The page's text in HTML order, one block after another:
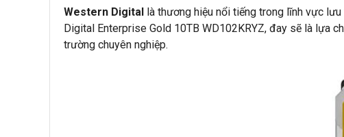
Western Digital là thương hiệu nổi tiếng trong lĩnh vực
Digital Enterprise Gold 10TB WD102KRYZ, đay sẽ là lựa
trường chuyên nghiệp.